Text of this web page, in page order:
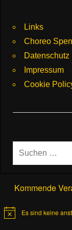
Links
Choreo
Datenschutz
Impressum
Cookie
Kommende
HinweisEs sind keine